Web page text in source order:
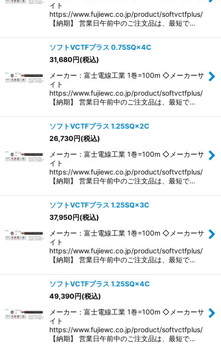
イト
https://www.fujiewc.co.jp/product/softvctfplus/
【納期】 営業日午前中のご注文品は、最短で…
ソフトVCTFプラス 0.75SQ×4C
31,680円(税込)
メーカー：富士電線工業 1巻=100m ◇メーカーサ
イト
https://www.fujiewc.co.jp/product/softvctfplus/
【納期】 営業日午前中のご注文品は、最短で…
ソフトVCTFプラス 1.25SQ×2C
26,730円(税込)
メーカー：富士電線工業 1巻=100m ◇メーカーサ
イト
https://www.fujiewc.co.jp/product/softvctfplus/
【納期】 営業日午前中のご注文品は、最短で…
ソフトVCTFプラス 1.25SQ×3C
37,950円(税込)
メーカー：富士電線工業 1巻=100m ◇メーカーサ
イト
https://www.fujiewc.co.jp/product/softvctfplus/
【納期】 営業日午前中のご注文品は、最短で…
ソフトVCTFプラス 1.25SQ×4C
49,390円(税込)
メーカー：富士電線工業 1巻=100m ◇メーカーサ
イト
https://www.fujiewc.co.jp/product/softvctfplus/
【納期】 営業日午前中のご注文品は、最短で…